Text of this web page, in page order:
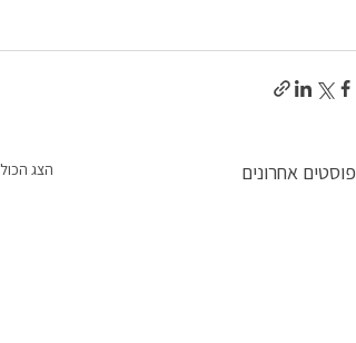
פוסטים אחרונים הצג הכול